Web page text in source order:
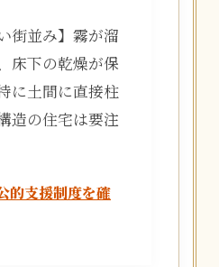
街並み】霧が溜
床下の乾燥が保
に土間に直接柱
造の住宅は要注
的支援制度を確